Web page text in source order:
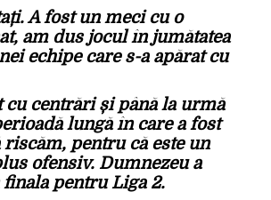
A fost un meci cu o
am dus jocul în jumătatea
echipe care s-a apărat cu
centrări și până la urmă
lungă în care a fost
pentru că este un
ofensiv. Dumnezeu a
pentru Liga 2.